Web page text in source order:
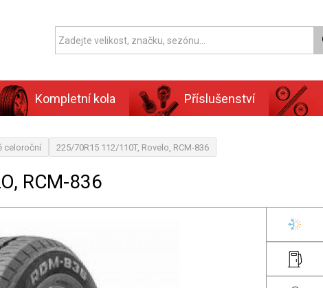
Kompletní kola Příslušenství
celoroční 225/70R15 112/110T, Rovelo, RCM-836
RCM-836